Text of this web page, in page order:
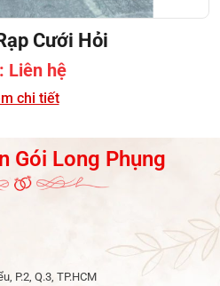
Cưới Hỏi
Liên hệ
chi tiết
Gói Long Phụng
P.2, Q.3, TP.HCM